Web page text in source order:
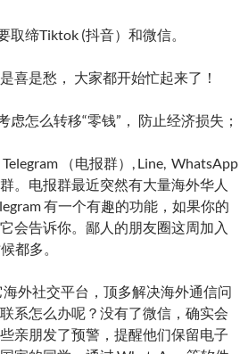
取缔Tiktok (抖音）和微信。
喜是愁， 大家都开始忙起来了！
虑怎么转移“零钱”， 防止经济损失；
（电报群）, Line, WhatsApp
。电报群最近突然有大量海外华人
有一个有趣的功能，如果你的
会告诉你。鄙人的朋友圈这周加入
都多。
海外社交平台，顶多解决海外通信问
系怎么办呢？没有了微信，确实会
亲朋发了预警，提醒他们保留电子